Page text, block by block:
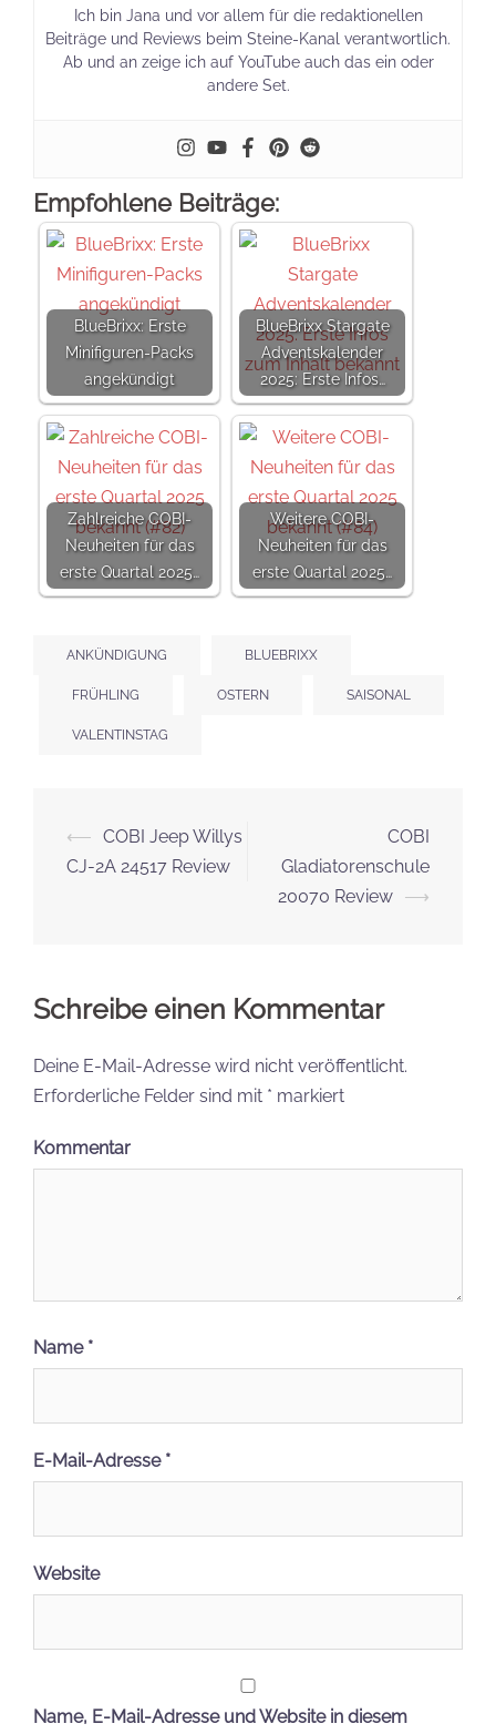
Ich bin Jana und vor allem für die redaktionellen
Beiträge und Reviews beim Steine-Kanal verantwortlich.
Ab und an zeige ich auf YouTube auch das ein oder
andere Set.
Empfohlene Beiträge:
BlueBrixx: Erste
Minifiguren-Packs
angekündigt
BlueBrixx Stargate
Adventskalender
2025: Erste Infos…
Zahlreiche COBI-
Neuheiten für das
erste Quartal 2025…
Weitere COBI-
Neuheiten für das
erste Quartal 2025…
ANKÜNDIGUNG BLUEBRIXX
FRÜHLING OSTERN SAISONAL
VALENTINSTAG
Beitrags-
Navigation
⟵ COBI Jeep Willys
CJ-2A 24517 Review
COBI
Gladiatorenschule
20070 Review ⟶
Schreibe einen Kommentar
Deine E-Mail-Adresse wird nicht veröffentlicht.
Erforderliche Felder sind mit * markiert
Kommentar
Name *
E-Mail-Adresse *
Website
Name, E-Mail-Adresse und Website in diesem